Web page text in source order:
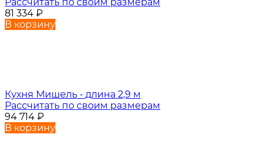
81 334 ₽
В корзину
Кухня Мишель - длина 2,9 м
Рассчитать по своим размерам
94 714 ₽
В корзину